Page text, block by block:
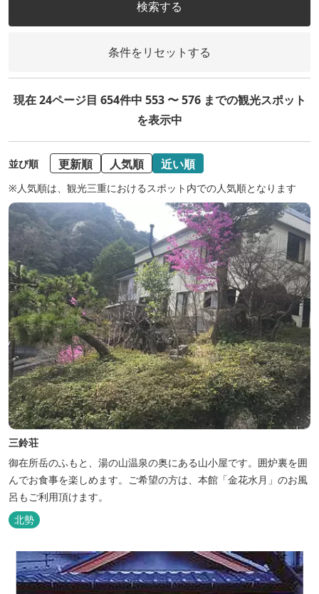
検索する
条件をリセットする
現在 24ページ目 654件中 553 〜 576 までの観光スポット
を表示中
並び順 更新順 人気順 近い順
※人気順は、観光三重におけるスポット内での人気順となります
三鈴荘
御在所岳のふもと、湯の山温泉の奥にある山小屋です。囲炉裏を囲
んでお食事を楽しめます。ご希望の方は、本館「金花水月」のお風
呂もご利用頂けます。
北勢